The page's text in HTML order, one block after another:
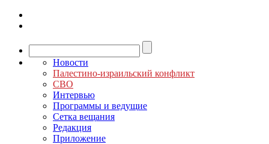
Новости
Палестино-израильский конфликт
СВО
Интервью
Программы и ведущие
Сетка вещания
Редакция
Приложение